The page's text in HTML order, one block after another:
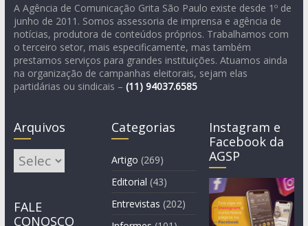
A Agência de Comunicação Grita São Paulo existe desde 1º de
junho de 2011. Somos assessoria de imprensa e agência de
notícias, produtora de conteúdos próprios. Trabalhamos com
o terceiro setor, mais especificamente, mas também
prestamos serviços para grandes instituições. Atuamos ainda
na organização de campanhas eleitorais, sejam elas
partidárias ou sindicais – (11) 94037.6585
Arquivos
Arquivos
FALE
CONOSCO
Categorias
Artigo (269)
Editorial (43)
Entrevistas (202)
Instagram e
Facebook da
AGSP